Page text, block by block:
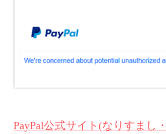
PayPal公式サイト(なりすまし